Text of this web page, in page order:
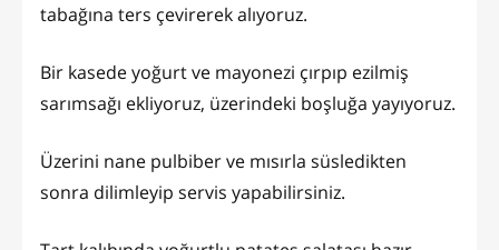
tabağına ters çevirerek alıyoruz.
Bir kasede yoğurt ve mayonezi çırpıp ezilmiş
sarımsağı ekliyoruz, üzerindeki boşluğa yayıyoruz.
Üzerini nane pulbiber ve mısırla süsledikten
sonra dilimleyip servis yapabilirsiniz.